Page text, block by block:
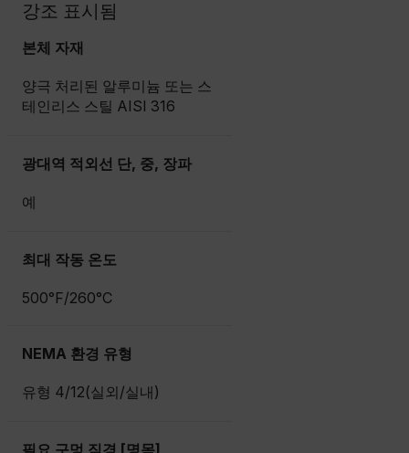
강조 표시됨
본체 자재
양극 처리된 알루미늄 또는 스
테인리스 스틸 AISI 316
광대역 적외선 단, 중, 장파
예
최대 작동 온도
500°F/260°C
NEMA 환경 유형
유형 4/12(실외/실내)